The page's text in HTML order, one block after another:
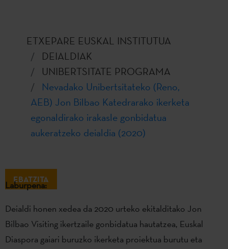
ETXEPARE EUSKAL INSTITUTUA
DEIALDIAK
UNIBERTSITATE PROGRAMA
Nevadako Unibertsitateko (Reno,
AEB) Jon Bilbao Katedrarako ikerketa
egonaldirako irakasle gonbidatua
aukeratzeko deialdia (2020)
EBATZITA
Laburpena:
Deialdi honen xedea da 2020 urteko ekitalditako Jon
Bilbao Visiting ikertzaile gonbidatua hautatzea, Euskal
Diaspora gaiari buruzko ikerketa proiektua burutu eta